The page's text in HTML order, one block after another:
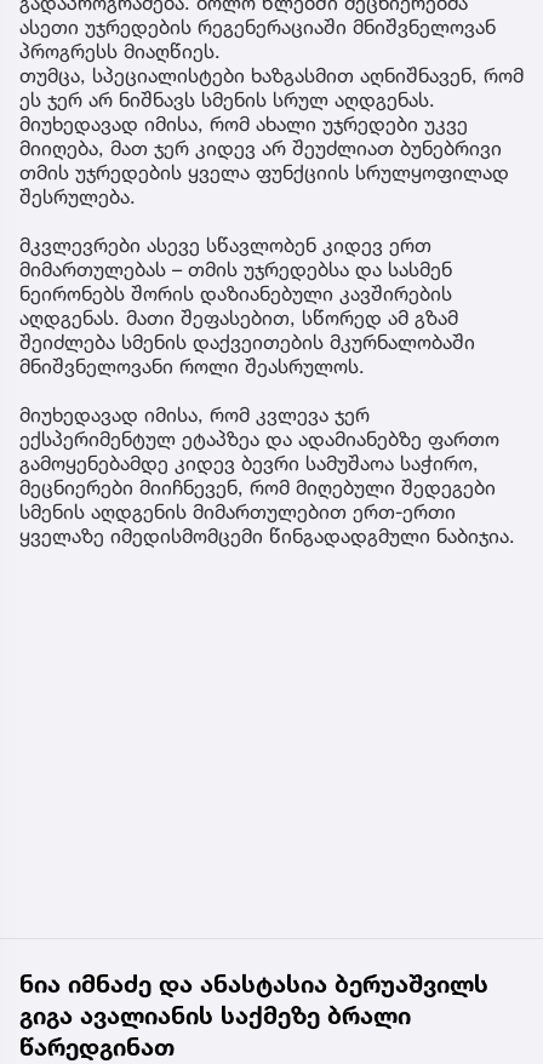
ასეთი უჯრედების რეგენერაციაში მნიშვნელოვან
პროგრესს მიაღწიეს.
თუმცა, სპეციალისტები ხაზგასმით აღნიშნავენ, რომ
ეს ჯერ არ ნიშნავს სმენის სრულ აღდგენას.
მიუხედავად იმისა, რომ ახალი უჯრედები უკვე
მიიღება, მათ ჯერ კიდევ არ შეუძლიათ ბუნებრივი
თმის უჯრედების ყველა ფუნქციის სრულყოფილად
შესრულება.
მკვლევრები ასევე სწავლობენ კიდევ ერთ
მიმართულებას – თმის უჯრედებსა და სასმენ
ნეირონებს შორის დაზიანებული კავშირების
აღდგენას. მათი შეფასებით, სწორედ ამ გზამ
შეიძლება სმენის დაქვეითების მკურნალობაში
მნიშვნელოვანი როლი შეასრულოს.
მიუხედავად იმისა, რომ კვლევა ჯერ
ექსპერიმენტულ ეტაპზეა და ადამიანებზე ფართო
გამოყენებამდე კიდევ ბევრი სამუშაოა საჭირო,
მეცნიერები მიიჩნევენ, რომ მიღებული შედეგები
სმენის აღდგენის მიმართულებით ერთ-ერთი
ყველაზე იმედისმომცემი წინგადადგმული ნაბიჯია.
ნია იმნაძე და ანასტასია ბერუაშვილს
გიგა ავალიანის საქმეზე ბრალი
წარედგინათ